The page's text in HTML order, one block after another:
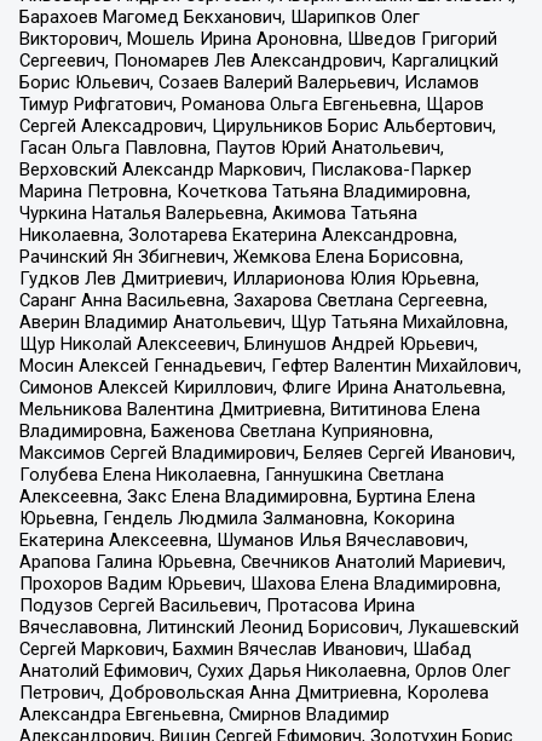
Барахоев Магомед Бекханович, Шарипков Олег
Викторович, Мошель Ирина Ароновна, Шведов Григорий
Сергеевич, Пономарев Лев Александрович, Каргалицкий
Борис Юльевич, Созаев Валерий Валерьевич, Исламов
Тимур Рифгатович, Романова Ольга Евгеньевна, Щаров
Сергей Алексадрович, Цирульников Борис Альбертович,
Гасан Ольга Павловна, Паутов Юрий Анатольевич,
Верховский Александр Маркович, Пислакова-Паркер
Марина Петровна, Кочеткова Татьяна Владимировна,
Чуркина Наталья Валерьевна, Акимова Татьяна
Николаевна, Золотарева Екатерина Александровна,
Рачинский Ян Збигневич, Жемкова Елена Борисовна,
Гудков Лев Дмитриевич, Илларионова Юлия Юрьевна,
Саранг Анна Васильевна, Захарова Светлана Сергеевна,
Аверин Владимир Анатольевич, Щур Татьяна Михайловна,
Щур Николай Алексеевич, Блинушов Андрей Юрьевич,
Мосин Алексей Геннадьевич, Гефтер Валентин Михайлович,
Симонов Алексей Кириллович, Флиге Ирина Анатольевна,
Мельникова Валентина Дмитриевна, Вититинова Елена
Владимировна, Баженова Светлана Куприяновна,
Максимов Сергей Владимирович, Беляев Сергей Иванович,
Голубева Елена Николаевна, Ганнушкина Светлана
Алексеевна, Закс Елена Владимировна, Буртина Елена
Юрьевна, Гендель Людмила Залмановна, Кокорина
Екатерина Алексеевна, Шуманов Илья Вячеславович,
Арапова Галина Юрьевна, Свечников Анатолий Мариевич,
Прохоров Вадим Юрьевич, Шахова Елена Владимировна,
Подузов Сергей Васильевич, Протасова Ирина
Вячеславовна, Литинский Леонид Борисович, Лукашевский
Сергей Маркович, Бахмин Вячеслав Иванович, Шабад
Анатолий Ефимович, Сухих Дарья Николаевна, Орлов Олег
Петрович, Добровольская Анна Дмитриевна, Королева
Александра Евгеньевна, Смирнов Владимир
Александрович, Вицин Сергей Ефимович, Золотухин Борис